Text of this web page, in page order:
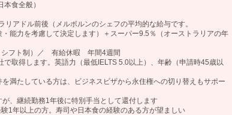
食全般）
ル前後（メルボルンのシェフの平均的な給与です。
て決定します）＋スーパー9.5％（オーストラリアの年
フト制）／ 有給休暇 年間4週間
ます。英語力（最低IELTS 5.0以上）、年齢（申請時45歳以
方は、ビジネスビザから永住権への切り替えもサポー
継続勤務1年後に特別手当として還付します
1年以上の方。寿司や日本食の経験のある方が望ましい